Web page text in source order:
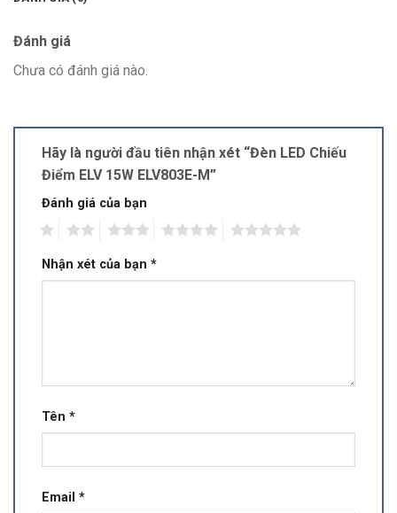
Đánh giá
Chưa có đánh giá nào.
Hãy là người đầu tiên nhận xét “Đèn LED Chiếu
Điểm ELV 15W ELV803E-M”
Đánh giá của bạn
Nhận xét của bạn *
Tên *
Email *